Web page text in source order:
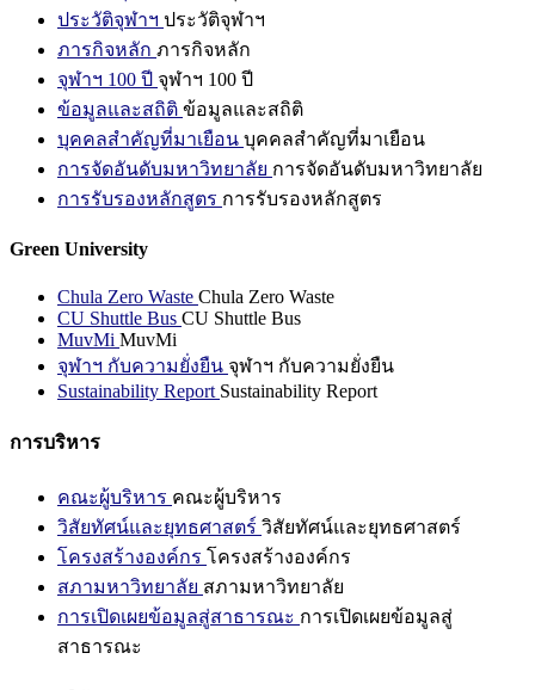
ประวัติจุฬาฯ ประวัติจุฬาฯ
ภารกิจหลัก ภารกิจหลัก
จุฬาฯ 100 ปี จุฬาฯ 100 ปี
ข้อมูลและสถิติ ข้อมูลและสถิติ
บุคคลสำคัญที่มาเยือน บุคคลสำคัญที่มาเยือน
การจัดอันดับมหาวิทยาลัย การจัดอันดับมหาวิทยาลัย
การรับรองหลักสูตร การรับรองหลักสูตร
Green University
Chula Zero Waste Chula Zero Waste
CU Shuttle Bus CU Shuttle Bus
MuvMi MuvMi
จุฬาฯ กับความยั่งยืน จุฬาฯ กับความยั่งยืน
Sustainability Report Sustainability Report
การบริหาร
คณะผู้บริหาร คณะผู้บริหาร
วิสัยทัศน์และยุทธศาสตร์ วิสัยทัศน์และยุทธศาสตร์
โครงสร้างองค์กร โครงสร้างองค์กร
สภามหาวิทยาลัย สภามหาวิทยาลัย
การเปิดเผยข้อมูลสู่สาธารณะ การเปิดเผยข้อมูลสู่
สาธารณะ